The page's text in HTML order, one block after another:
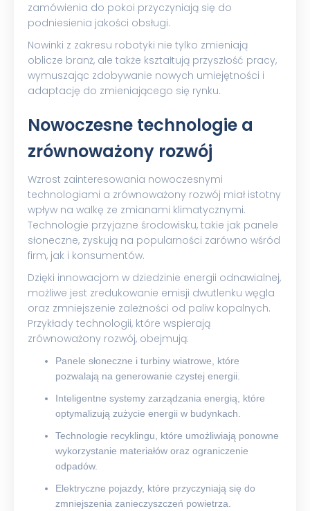
zamówienia do pokoi przyczyniają się do
podniesienia jakości obsługi.
Nowinki z zakresu robotyki nie tylko zmieniają
oblicze branż, ale także kształtują przyszłość pracy,
wymuszając zdobywanie nowych umiejętności i
adaptację do zmieniającego się rynku.
Nowoczesne technologie a
zrównoważony rozwój
Wzrost zainteresowania nowoczesnymi
technologiami a zrównoważony rozwój miał istotny
wpływ na walkę ze zmianami klimatycznymi.
Technologie przyjazne środowisku, takie jak panele
słoneczne, zyskują na popularności zarówno wśród
firm, jak i konsumentów.
Dzięki innowacjom w dziedzinie energii odnawialnej,
możliwe jest zredukowanie emisji dwutlenku węgla
oraz zmniejszenie zależności od paliw kopalnych.
Przykłady technologii, które wspierają
zrównoważony rozwój, obejmują:
Panele słoneczne i turbiny wiatrowe, które
pozwalają na generowanie czystej energii.
Inteligentne systemy zarządzania energią, które
optymalizują zużycie energii w budynkach.
Technologie recyklingu, które umożliwiają ponowne
wykorzystanie materiałów oraz ograniczenie
odpadów.
Elektryczne pojazdy, które przyczyniają się do
zmniejszenia zanieczyszczeń powietrza.